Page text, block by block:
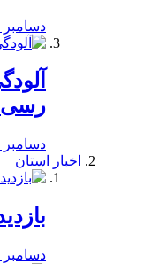
دسامبر 24, 2019
رسی
دسامبر 24, 2019
اخبار استان
دسامبر 24, 2019